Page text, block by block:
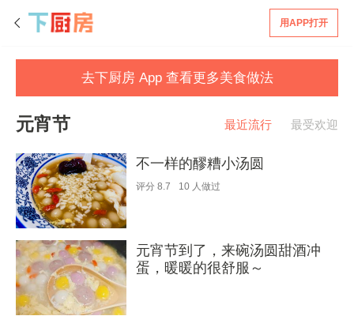
用APP打开
去下厨房 App 查看更多美食做法
元宵节 最近流行 最受欢迎
不一样的醪糟小汤圆
评分 8.7 10 人做过
元宵节到了，来碗汤圆甜酒冲
蛋，暖暖的很舒服～